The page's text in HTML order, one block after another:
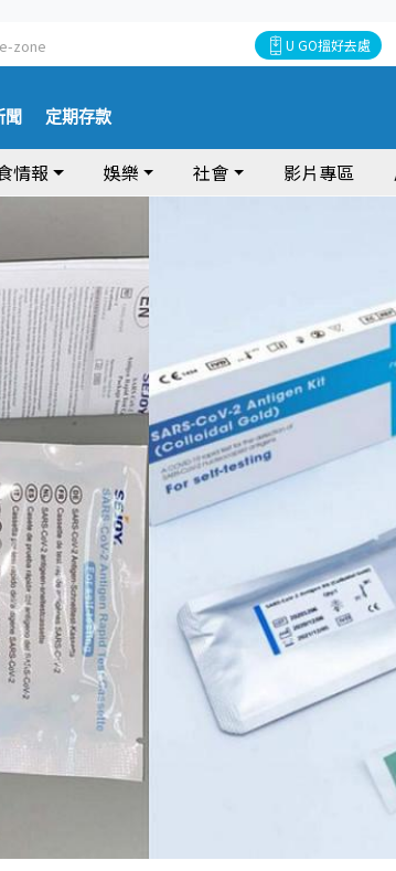
e-zone U GO搵好去處
聞 定期存款
情報 娛樂 社會 影片專區